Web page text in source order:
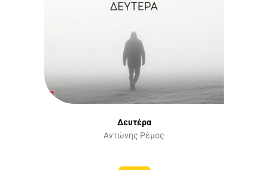
Δευτέρα
Αντώνης Ρέμος